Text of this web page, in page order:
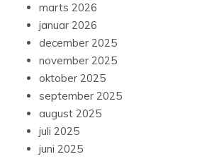
marts 2026
januar 2026
december 2025
november 2025
oktober 2025
september 2025
august 2025
juli 2025
juni 2025